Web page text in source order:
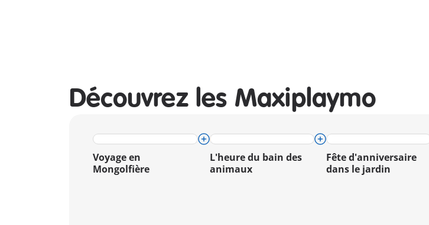
Découvrez les Maxiplaymo
Voyage en
Mongolfière
L'heure du bain des
animaux
Fête d'anniversaire
dans le jardin